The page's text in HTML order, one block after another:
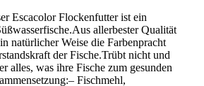
Escacolor Flockenfutter ist ein
allerbester Qualität
natürlicher Weise die Farbenpracht
der Fische.Trübt nicht und
alles, was ihre Fische zum gesunden
Fischmehl,